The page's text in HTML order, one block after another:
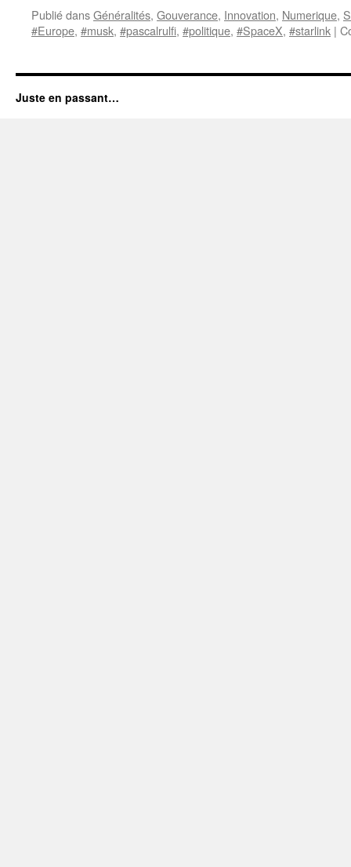
Publié dansGénéralités, Gouverance, Innovation, Numerique,
#Europe, #musk, #pascalrulfi, #politique, #SpaceX, #starlink |
Juste en passant…